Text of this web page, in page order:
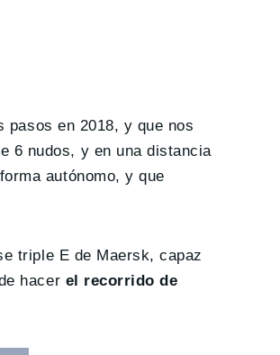
pasos en 2018, y que nos
6 nudos, y en una distancia
autónomo, y que
triple E de Maersk, capaz
hacer el recorrido de